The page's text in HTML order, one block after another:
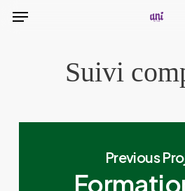
SkipMenu
Suivi
Previous